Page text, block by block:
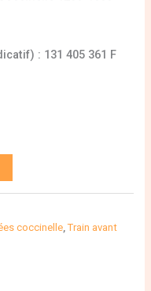
: 131 405 361 F
coccinelle ,Train avant